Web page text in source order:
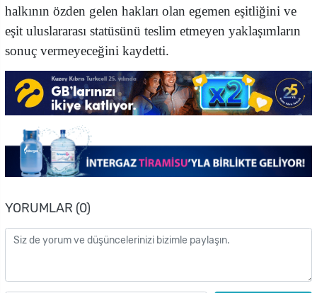
halkının özden gelen hakları olan egemen eşitliğini ve
eşit uluslararası statüsünü teslim etmeyen yaklaşımların
sonuç vermeyeceğini kaydetti.
YORUMLAR (0)